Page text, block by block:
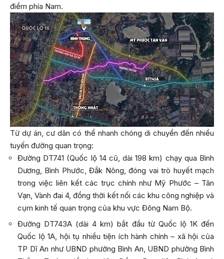
điểm phía Nam.
Từ dự án, cư dân có thể nhanh chóng di chuyển đến nhiều
tuyến đường quan trọng:
Đường DT741 (Quốc lộ 14 cũ, dài 198 km) chạy qua Bình
Dương, Bình Phước, Đắk Nông, đóng vai trò huyết mạch
trong việc liên kết các trục chính như Mỹ Phước – Tân
Vạn, Vành đai 4, đồng thời kết nối các khu công nghiệp và
cụm kinh tế quan trọng của khu vực Đông Nam Bộ.
Đường DT743A (dài 4 km) bắt đầu từ Quốc lộ 1K đến
Quốc lộ 1A, hội tụ nhiều tiện ích hành chính – xã hội của
TP Dĩ An như UBND phường Bình An, UBND phường Bình